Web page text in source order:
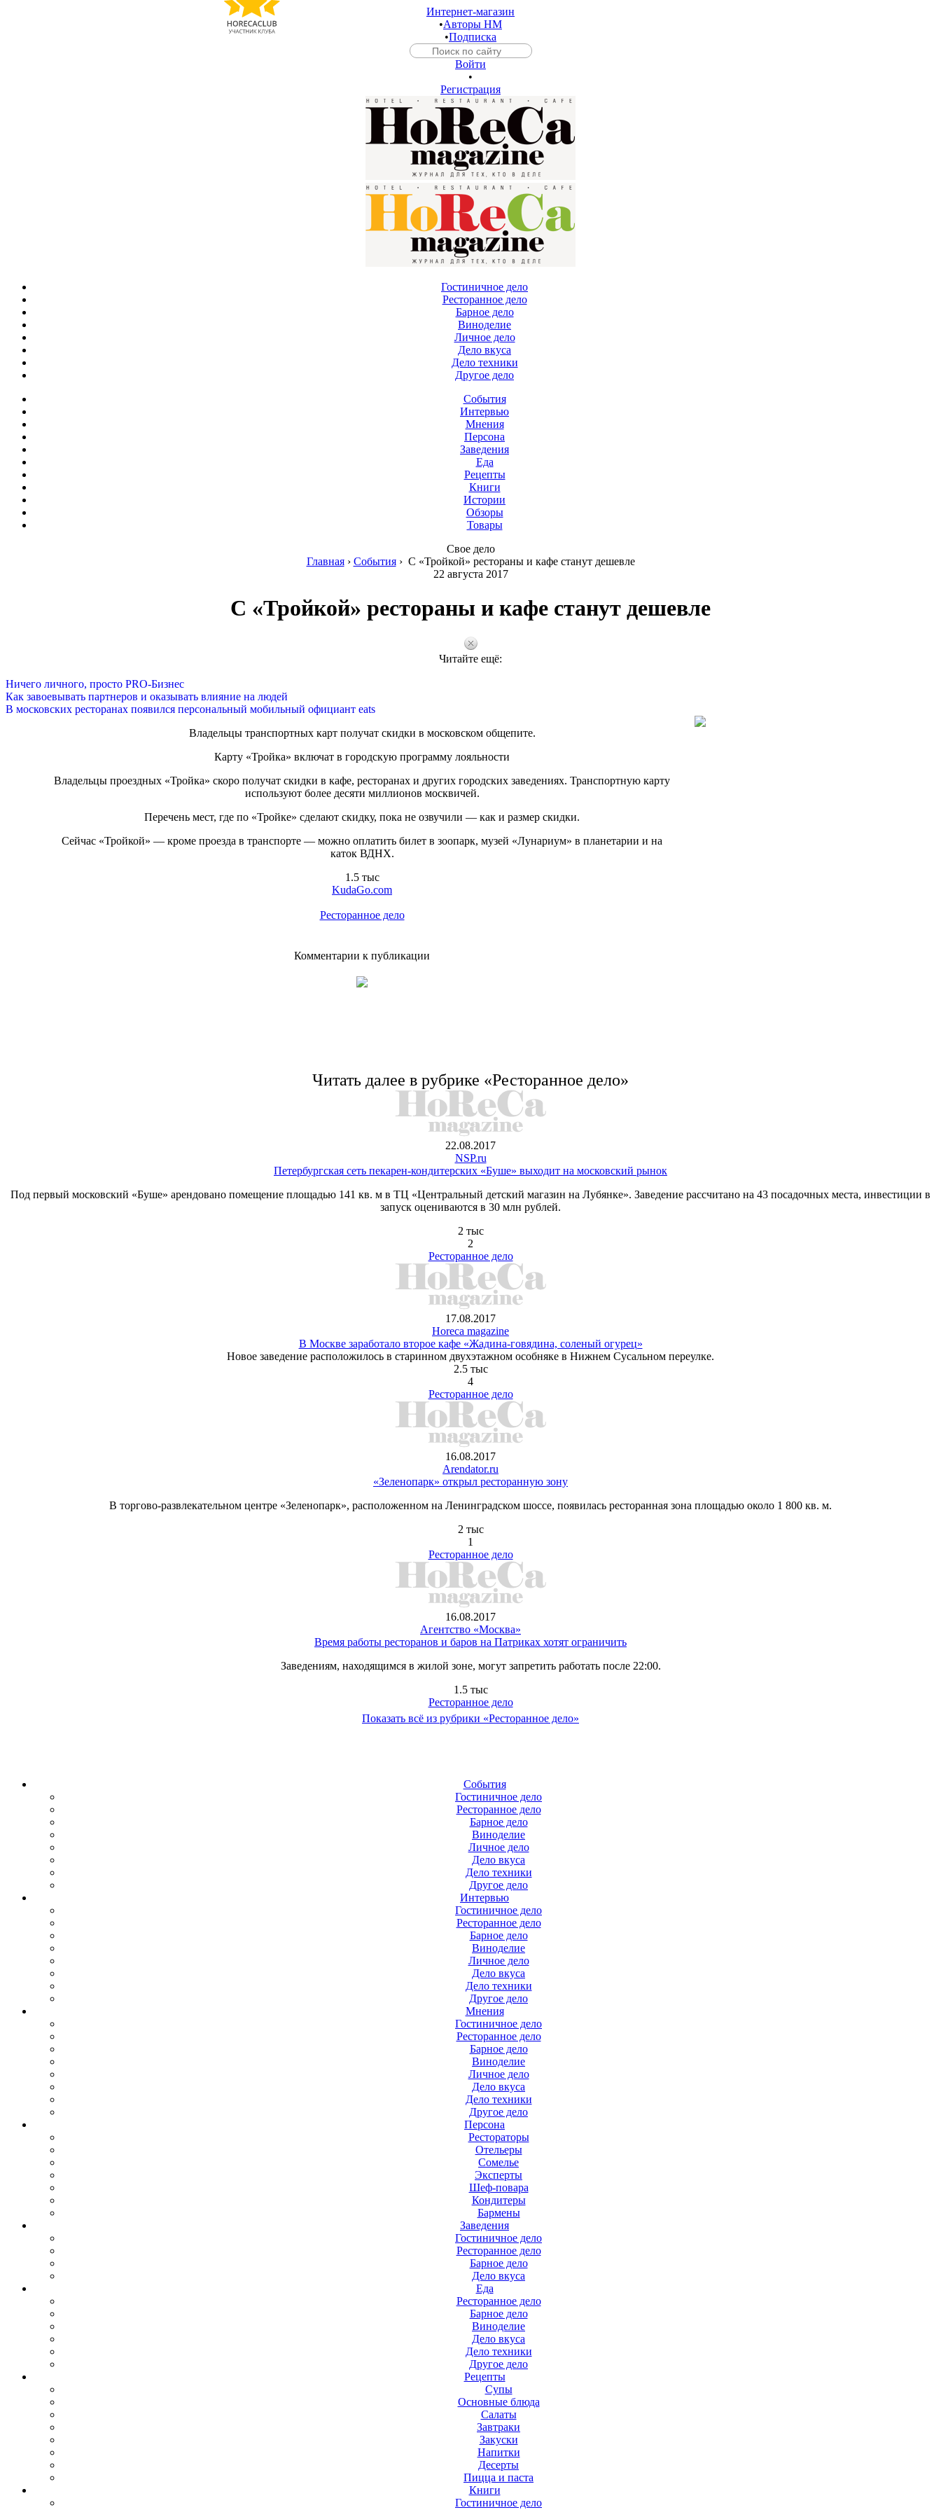
Интернет-магазин
•Авторы HM
•Подписка
Войти
•
Регистрация
Гостиничное дело
Ресторанное дело
Барное дело
Виноделие
Личное дело
Дело вкуса
Дело техники
Другое дело
События
Интервью
Мнения
Персона
Заведения
Еда
Рецепты
Книги
Истории
Обзоры
Товары
Свое дело
Главная› События› С «Тройкой» рестораны и кафе станут дешевле
22 августа 2017
С «Тройкой» рестораны и кафе станут дешевле
Читайте ещё:
Ничего личного, просто PRO-Бизнес
Как завоевывать партнеров и оказывать влияние на людей
В московских ресторанах появился персональный мобильный официант eats
Владельцы транспортных карт получат скидки в московском общепите.
Карту «Тройка» включат в городскую программу лояльности
Владельцы проездных «Тройка» скоро получат скидки в кафе, ресторанах и других городских заведениях. Транспортную карту
используют более десяти миллионов москвичей.
Перечень мест, где по «Тройке» сделают скидку, пока не озвучили — как и размер скидки.
Сейчас «Тройкой» — кроме проезда в транспорте — можно оплатить билет в зоопарк, музей «Лунариум» в планетарии и на
каток ВДНХ.
1.5 тыс
KudaGo.com
Ресторанное дело
Комментарии к публикации
Читать далее в рубрике «Ресторанное дело»
22.08.2017
NSP.ru
Петербургская сеть пекарен-кондитерских «Буше» выходит на московский рынок
Под первый московский «Буше» арендовано помещение площадью 141 кв. м в ТЦ «Центральный детский магазин на Лубянке». Заведение рассчитано на 43 посадочных места, инвестиции в
запуск оцениваются в 30 млн рублей.
2 тыс
2
Ресторанное дело
17.08.2017
Horeca magazine
В Москве заработало второе кафе «Жадина-говядина, соленый огурец»
Новое заведение расположилось в старинном двухэтажном особняке в Нижнем Сусальном переулке.
2.5 тыс
4
Ресторанное дело
16.08.2017
Arendator.ru
«Зеленопарк» открыл ресторанную зону
В торгово-развлекательном центре «Зеленопарк», расположенном на Ленинградском шоссе, появилась ресторанная зона площадью около 1 800 кв. м.
2 тыс
1
Ресторанное дело
16.08.2017
Агентство «Москва»
Время работы ресторанов и баров на Патриках хотят ограничить
Заведениям, находящимся в жилой зоне, могут запретить работать после 22:00.
1.5 тыс
Ресторанное дело
Показать всё из рубрики «Ресторанное дело»
События
Гостиничное дело
Ресторанное дело
Барное дело
Виноделие
Личное дело
Дело вкуса
Дело техники
Другое дело
Интервью
Гостиничное дело
Ресторанное дело
Барное дело
Виноделие
Личное дело
Дело вкуса
Дело техники
Другое дело
Мнения
Гостиничное дело
Ресторанное дело
Барное дело
Виноделие
Личное дело
Дело вкуса
Дело техники
Другое дело
Персона
Рестораторы
Отельеры
Сомелье
Эксперты
Шеф-повара
Кондитеры
Бармены
Заведения
Гостиничное дело
Ресторанное дело
Барное дело
Дело вкуса
Еда
Ресторанное дело
Барное дело
Виноделие
Дело вкуса
Дело техники
Другое дело
Рецепты
Супы
Основные блюда
Салаты
Завтраки
Закуски
Напитки
Десерты
Пицца и паста
Книги
Гостиничное дело